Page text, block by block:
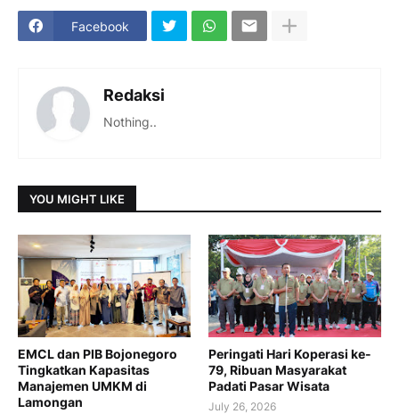
Facebook
Redaksi
Nothing..
YOU MIGHT LIKE
EMCL dan PIB Bojonegoro
Tingkatkan Kapasitas
Manajemen UMKM di
Lamongan
Peringati Hari Koperasi ke-
79, Ribuan Masyarakat
Padati Pasar Wisata
July 26, 2026